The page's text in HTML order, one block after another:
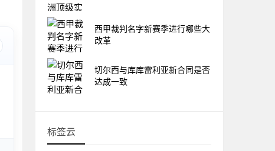
西甲裁判名字新赛季进行哪些大
改革
切尔西与库库雷利亚新合同是否
达成一致
标签云